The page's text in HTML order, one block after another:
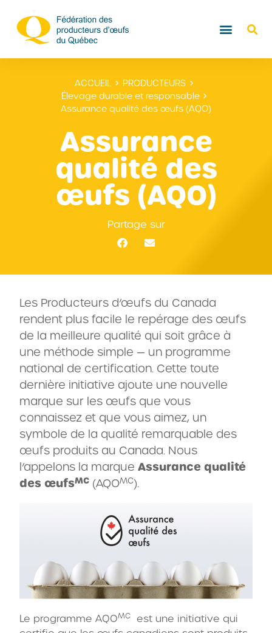
ACCUEIL
PRODUCTEURS
Élevage durable et responsable
Assurance qualité des œufs (AQO)
Assurance
qualité des
œufs (AQO)
Partage sur
Les Producteurs d’œufs du Canada
rendent plus facile le repérage des œufs
de la meilleure qualité qui soit grâce à
une méthode simple — un programme
national de certification. Cette toute
dernière initiative ajoute une nouvelle
marque sur les œufs que vous
connaissez et que vous aimez, un
symbole de la qualité remarquable des
œufs produits au Canada. Nous
l’appelons la marqueAssurance qualité
des œufsMC (AQOMC).
Le programme AQOMC
est une initiative qui